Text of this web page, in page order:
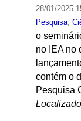
28/01/2025
Pesquisa,
o
no IEA no
contém o
Pesquisa